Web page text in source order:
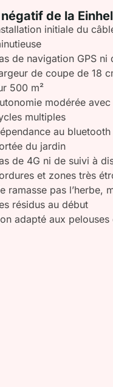
de la
initiale du
de navigation GPS
de coupe de 18
500 m²
modérée
multiples
au
du jardin
de 4G ni de suivi à
et zones très
ramasse pas l’herbe,
résidus au début
adapté aux